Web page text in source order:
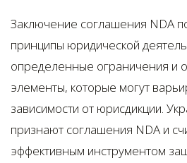
Заключение соглашения NDA
принципы юридической
определенные ограничения и
элементы, которые могут
зависимости от юрисдикции.
признают соглашения NDA и
эффективным инструментом